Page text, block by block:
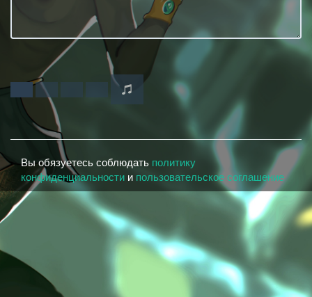
Вы обязуетесь соблюдать политику
конфиденциальности и пользовательское соглашение